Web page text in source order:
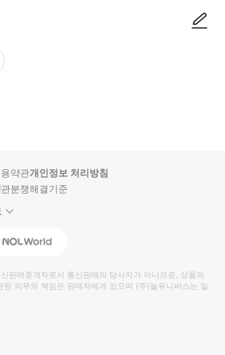
약관개인정보 처리방침
분쟁해결기준
Interpark Global
판매중개자로서 통신판매의 당사자가 아니므로, 상품의
의무와 책임은 판매자에게 있으며 (주)놀유니버스는 일